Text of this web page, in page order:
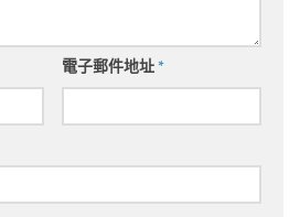
電子郵件地址*